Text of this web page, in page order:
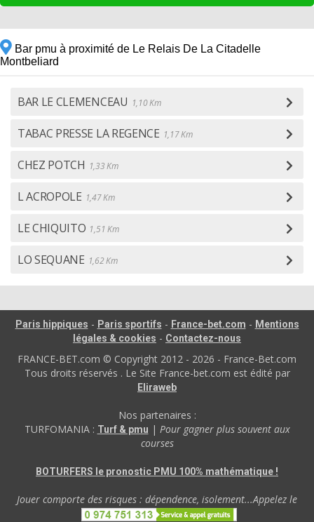
Bar pmu à proximité de Le Relais De La Citadelle
Montbeliard
BAR LE CLEMENCEAU 1,10 Km
TABAC PRESSE LA REGENCE 1,17 Km
CHEZ POTCH 1,33 Km
L ACROPOLE 1,47 Km
LE CHIQUITO 1,51 Km
LO SEQUANE 1,62 Km
Paris hippiques - Paris sportifs - France-bet.com - Mentions
légales & cookies - Contactez-nous
FRANCE-BET.com © Copyright 2012 - 2026 - France-Bet.com
Tous droits réservés . Le Site France-bet.com est édité par
Eliraweb
Nos partenaires :
TURFOMANIA : Turf & pmu | Pour gagner plus souvent aux
courses
BOTURFERS le pronostic PMU 100% mathématique !
Jouer comporte des risques : dépendence, isolement...Appelez le